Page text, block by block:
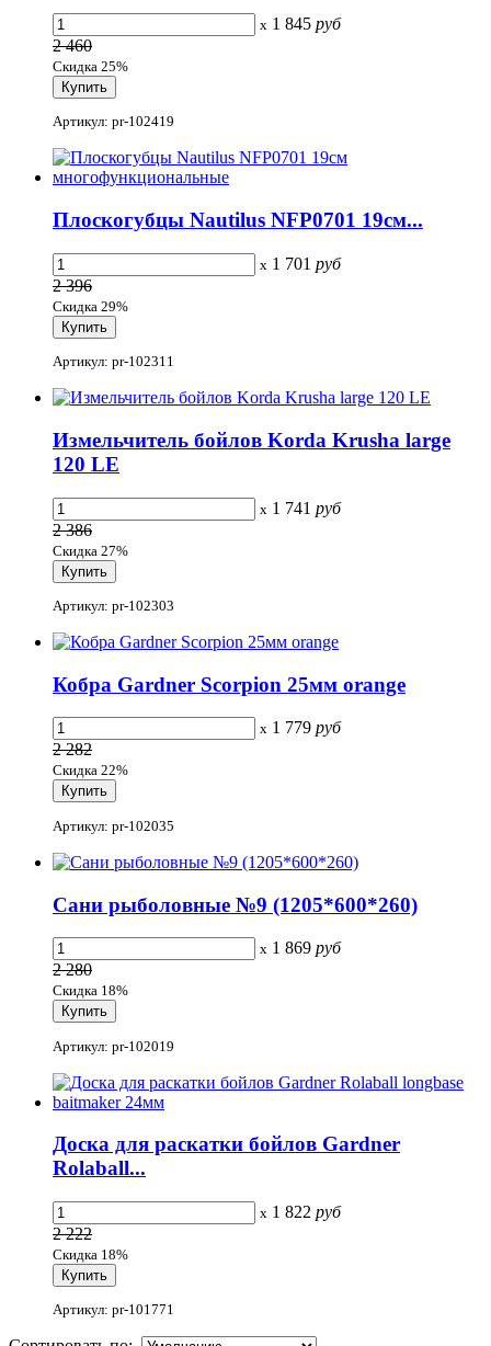
x 1 845 руб
2 460
Скидка 25%
Артикул: pr-102419
Плоскогубцы Nautilus NFP0701 19см...
x 1 701 руб
2 396
Скидка 29%
Артикул: pr-102311
Измельчитель бойлов Korda Krusha large
120 LE
x 1 741 руб
2 386
Скидка 27%
Артикул: pr-102303
Кобра Gardner Scorpion 25мм orange
x 1 779 руб
2 282
Скидка 22%
Артикул: pr-102035
Сани рыболовные №9 (1205*600*260)
x 1 869 руб
2 280
Скидка 18%
Артикул: pr-102019
Доска для раскатки бойлов Gardner
Rolaball...
x 1 822 руб
2 222
Скидка 18%
Артикул: pr-101771